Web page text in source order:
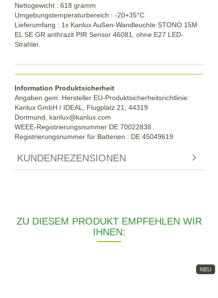
Nettogewicht : 618 gramm
Umgebungstemperaturbereich : -20+35°C
Lieferumfang : 1x Kanlux Außen-Wandleuchte STONO 15M
EL SE GR anthrazit PIR Sensor 46081, ohne E27 LED-
Strahler.
Information Produktsicherheit
Angaben gem. Hersteller EU-Produktsicherheitsrichtlinie:
Kanlux GmbH / IDEAL, Flugplatz 21, 44319
Dortmund, kanlux@kanlux.com
WEEE-Registrierungsnummer DE 70022838
Registrierungsnummer für Batterien : DE 45049619
KUNDENREZENSIONEN
ZU DIESEM PRODUKT EMPFEHLEN WIR
IHNEN:
NEU